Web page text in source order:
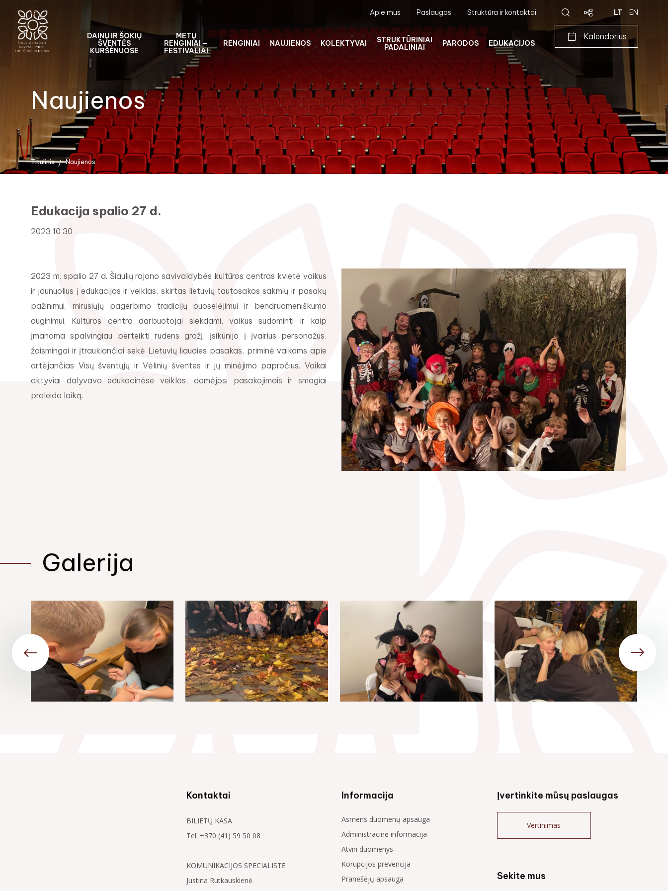
Apie mus Paslaugos Struktūra ir kontaktai LT EN
DAINŲ IR ŠOKIŲ
ŠVENTĖS
KURŠĖNUOSE
METŲ
RENGINIAI –
FESTIVALIAI
RENGINIAI NAUJIENOS KOLEKTYVAI
STRUKTŪRINIAI
PADALINIAI
PARODOS EDUKACIJOS
Kalendorius
Naujienos
Titulinis Naujienos
Edukacija spalio 27 d.
2023 10 30
2023 m. spalio 27 d. Šiaulių rajono savivaldybės kultūros centras kvietė vaikus
ir jaunuolius į edukacijas ir veiklas, skirtas lietuvių tautosakos sakmių ir pasakų
pažinimui, mirusiųjų pagerbimo tradicijų puoselėjimui ir bendruomeniškumo
auginimui. Kultūros centro darbuotojai siekdami, vaikus sudominti ir kaip
įmanoma spalvingiau perteikti rudens grožį, įsikūnijo į įvairius personažus,
žaismingai ir įtraukiančiai sekė Lietuvių liaudies pasakas, priminė vaikams apie
artėjančias Visų šventųjų ir Vėlinių šventes ir jų minėjimo papročius. Vaikai
aktyviai dalyvavo edukacinėse veiklos, domėjosi pasakojimais ir smagiai
praleido laiką.
Galerija
Kontaktai
BILIETŲ KASA
Tel. +370 (41) 59 50 08
KOMUNIKACIJOS SPECIALISTĖ
Justina Rutkauskienė
Informacija
Asmens duomenų apsauga
Administracinė informacija
Atviri duomenys
Korupcijos prevencija
Pranešėjų apsauga
Įvertinkite mūsų paslaugas
Vertinimas
Sekite mus